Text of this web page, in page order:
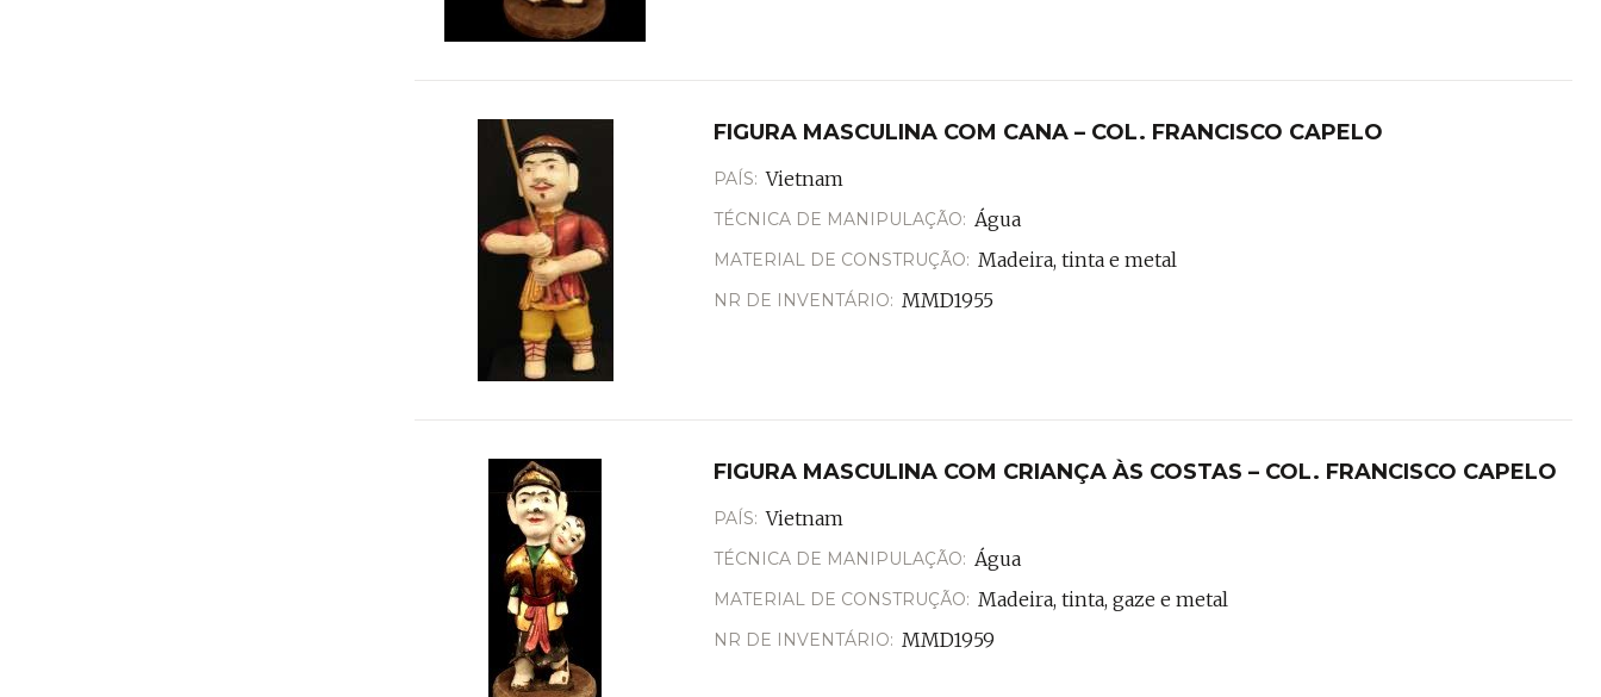
FIGURA MASCULINA COM CANA – COL. FRANCISCO CAPELO
PAÍS: Vietnam
TÉCNICA DE MANIPULAÇÃO: Água
MATERIAL DE CONSTRUÇÃO: Madeira, tinta e metal
NR DE INVENTÁRIO: MMD1955
FIGURA MASCULINA COM CRIANÇA ÀS COSTAS – COL. FRANCISCO CAPELO
PAÍS: Vietnam
TÉCNICA DE MANIPULAÇÃO: Água
MATERIAL DE CONSTRUÇÃO: Madeira, tinta, gaze e metal
NR DE INVENTÁRIO: MMD1959